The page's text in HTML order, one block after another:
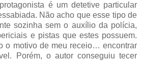
é um detetive particular
Não acho que esse tipo de
sozinha sem o auxílio da polícia,
e pistas que estes possuem.
o motivo de meu receio… encontrar
Porém, o autor conseguiu tecer